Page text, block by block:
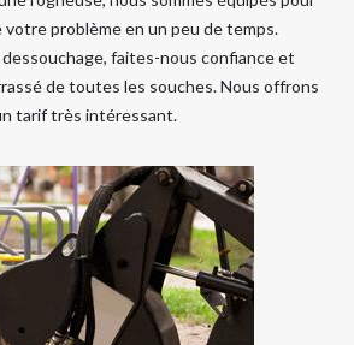
problème en un peu de temps.
faites-nous confiance et
de toutes les souches. Nous offrons
tarif très intéressant.